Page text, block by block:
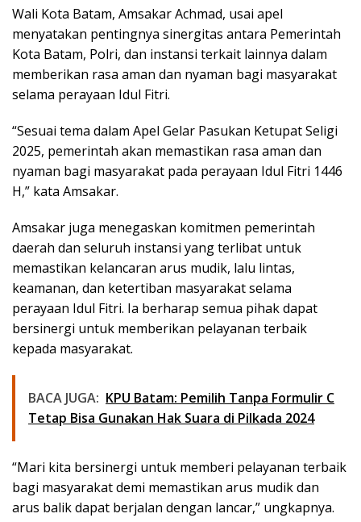
Wali Kota Batam, Amsakar Achmad, usai apel
menyatakan pentingnya sinergitas antara Pemerintah
Kota Batam, Polri, dan instansi terkait lainnya dalam
memberikan rasa aman dan nyaman bagi masyarakat
selama perayaan Idul Fitri.
“Sesuai tema dalam Apel Gelar Pasukan Ketupat Seligi
2025, pemerintah akan memastikan rasa aman dan
nyaman bagi masyarakat pada perayaan Idul Fitri 1446
H,” kata Amsakar.
Amsakar juga menegaskan komitmen pemerintah
daerah dan seluruh instansi yang terlibat untuk
memastikan kelancaran arus mudik, lalu lintas,
keamanan, dan ketertiban masyarakat selama
perayaan Idul Fitri. Ia berharap semua pihak dapat
bersinergi untuk memberikan pelayanan terbaik
kepada masyarakat.
BACA JUGA: KPU Batam: Pemilih Tanpa Formulir C
Tetap Bisa Gunakan Hak Suara di Pilkada 2024
“Mari kita bersinergi untuk memberi pelayanan terbaik
bagi masyarakat demi memastikan arus mudik dan
arus balik dapat berjalan dengan lancar,” ungkapnya.